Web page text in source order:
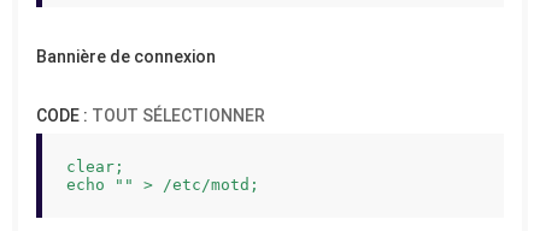
Bannière de connexion
CODE : TOUT SÉLECTIONNER
clear;
echo "" > /etc/motd;